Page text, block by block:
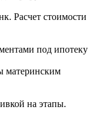
Расчет стоимости
под ипотеку
материнским
на этапы.